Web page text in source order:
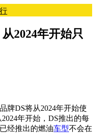
2024年开始只
品牌DS将从2024年开始使
年开始，DS推出的每
经推出的燃油车型不会在